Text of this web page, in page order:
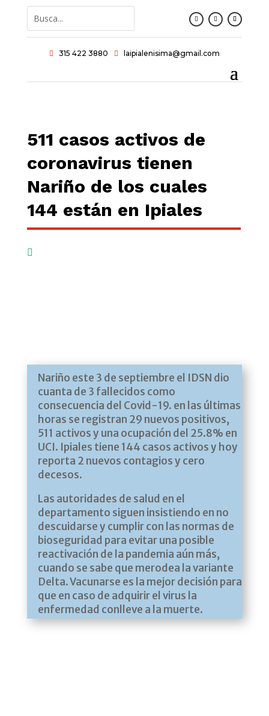
 315 422 3880  laipialenisima@gmail.com
511 casos activos de
coronavirus tienen
Nariño de los cuales
144 están en Ipiales

Nariño este 3 de septiembre el IDSN dio
cuanta de 3 fallecidos como
consecuencia del Covid-19. en las últimas
horas se registran 29 nuevos positivos,
511 activos y una ocupación del 25.8% en
UCI. Ipiales tiene 144 casos activos y hoy
reporta 2 nuevos contagios y cero
decesos.
Las autoridades de salud en el
departamento siguen insistiendo en no
descuidarse y cumplir con las normas de
bioseguridad para evitar una posible
reactivación de la pandemia aún más,
cuando se sabe que merodea la variante
Delta. Vacunarse es la mejor decisión para
que en caso de adquirir el virus la
enfermedad conlleve a la muerte.